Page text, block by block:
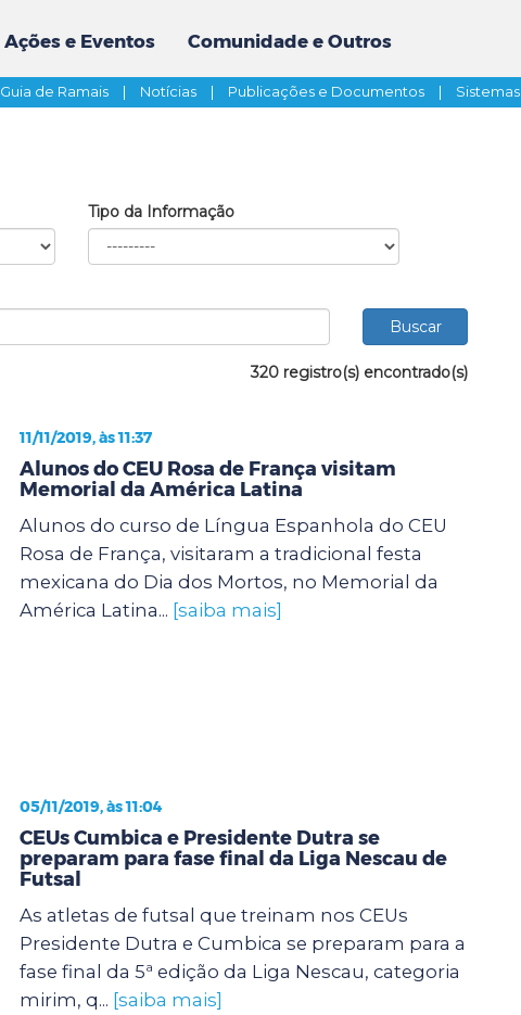
Ações e Eventos Comunidade e Outros
Guia de Ramais | Notícias | Publicações e Documentos | Sistemas
Tipo da Informação
320 registro(s) encontrado(s)
11/11/2019, às 11:37
Alunos do CEU Rosa de França visitam
Memorial da América Latina
Alunos do curso de Língua Espanhola do CEU
Rosa de França, visitaram a tradicional festa
mexicana do Dia dos Mortos, no Memorial da
América Latina... [saiba mais]
05/11/2019, às 11:04
CEUs Cumbica e Presidente Dutra se
preparam para fase final da Liga Nescau de
Futsal
As atletas de futsal que treinam nos CEUs
Presidente Dutra e Cumbica se preparam para a
fase final da 5ª edição da Liga Nescau, categoria
mirim, q... [saiba mais]